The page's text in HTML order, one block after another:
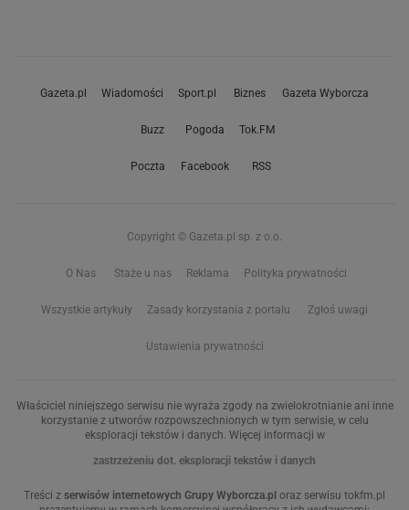
Gazeta.pl Wiadomości Sport.pl Biznes Gazeta Wyborcza
Buzz Pogoda Tok.FM
Poczta Facebook RSS
Copyright © Gazeta.pl sp. z o.o.
O Nas Staże u nas Reklama Polityka prywatności
Wszystkie artykuły Zasady korzystania z portalu Zgłoś uwagi
Ustawienia prywatności
Właściciel niniejszego serwisu nie wyraża zgody na zwielokrotnianie ani inne
korzystanie z utworów rozpowszechnionych w tym serwisie, w celu
eksploracji tekstów i danych. Więcej informacji w
zastrzeżeniu dot. eksploracji tekstów i danych
Treści z serwisów internetowych Grupy Wyborcza.pl oraz serwisu tokfm.pl